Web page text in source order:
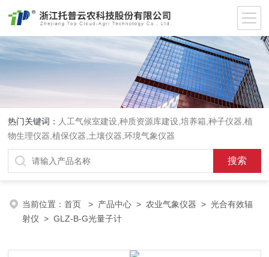
热门关键词： 人工气候室建设,种质资源库建设,培养箱,种子仪器,植
物生理仪器,植保仪器,土壤仪器,环境气象仪器
当前位置：首页 > 产品中心 > 农业气象仪器 >光合有效辐
射仪 > GLZ-B-G光量子计